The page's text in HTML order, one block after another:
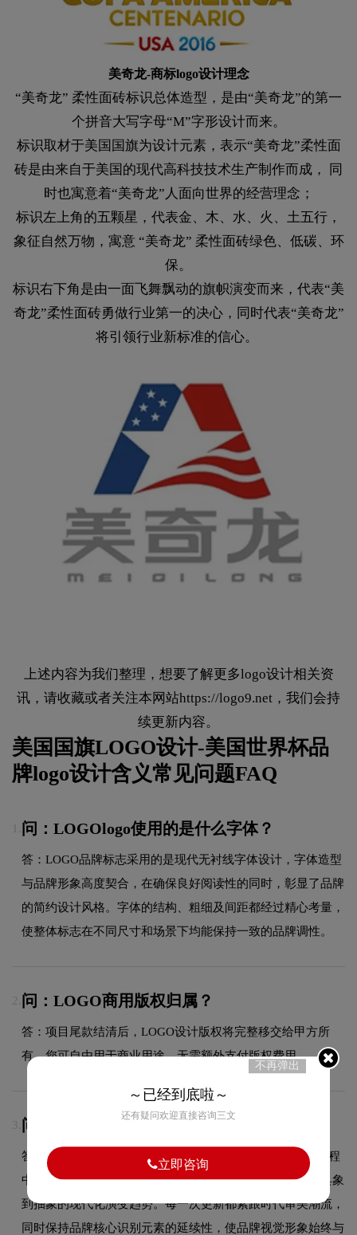
美奇龙-商标logo设计理念
“美奇龙” 柔性面砖标识总体造型，是由“美奇龙”的第一
个拼音大写字母“M”字形设计而来。
标识取材于美国国旗为设计元素，表示“美奇龙”柔性面
砖是由来自于美国的现代高科技技术生产制作而成， 同
时也寓意着“美奇龙”人面向世界的经营理念；
标识左上角的五颗星，代表金、木、水、火、土五行，
象征自然万物，寓意 “美奇龙” 柔性面砖绿色、低碳、环
保。
标识右下角是由一面飞舞飘动的旗帜演变而来，代表“美
奇龙”柔性面砖勇做行业第一的决心，同时代表“美奇龙”
将引领行业新标准的信心。
上述内容为我们整理，想要了解更多logo设计相关资
讯，请收藏或者关注本网站https://logo9.net ，我们会持
续更新内容。
美国国旗LOGO设计-美国世界杯品
牌logo设计含义常见问题FAQ
问：LOGOlogo使用的是什么字体？
答：LOGO品牌标志采用的是现代无衬线字体设计，字体造型
与品牌形象高度契合，在确保良好阅读性的同时，彰显了品牌
的简约设计风格。字体的结构、粗细及间距都经过精心考量，
使整体标志在不同尺寸和场景下均能保持一致的品牌调性。
2. 问：LOGO商用版权归属？
答：项目尾款结清后，LOGO设计版权将完整移交给甲方所
有，您可自由用于商业用途，无需额外支付版权费用。
3. 问：LOGO品牌logo有过演变吗？
答：作为商标设计领域的品牌，LOGO的品牌logo在发展过程
中经历了持续优化与迭代，整体呈现出从复杂到简约、从具象
到抽象的现代化演变趋势。每一次更新都紧跟时代审美潮流，
同时保持品牌核心识别元素的延续性，使品牌视觉形象始终与
不再弹出
～已经到底啦～
还有疑问欢迎直接咨询三文
立即咨询